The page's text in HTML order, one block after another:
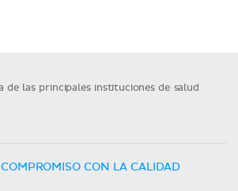
de las principales instituciones de salud
CON LA CALIDAD